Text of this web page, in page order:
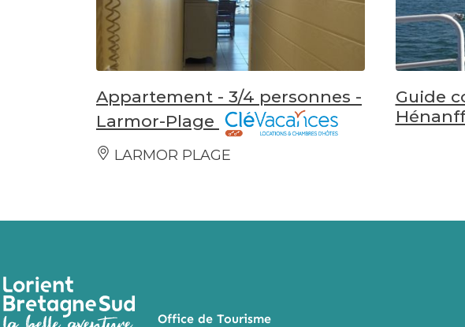
Appartement - 3/4 personnes -
Larmor-Plage
LARMOR PLAGE
Guide
Office de Tourisme